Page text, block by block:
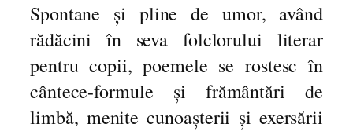
Spontane și pline de umor, având
rădăcini în seva folclorului literar
pentru copii, poemele se rostesc în
cântece-formule și frământări de
limbă, menite cunoașterii și exersării